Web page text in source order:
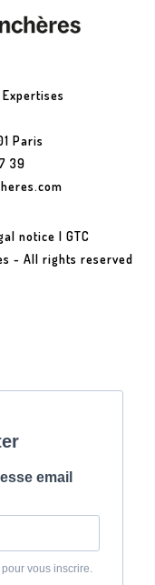
Paris
39
notice | GTC
- All rights reserved